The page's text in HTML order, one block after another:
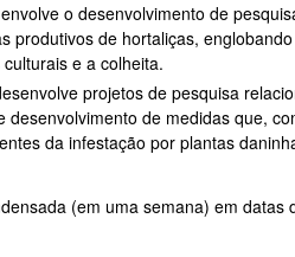
o desenvolvimento de
produtivos de hortaliças,
e a colheita.
projetos de pesquisa
desenvolvimento de medidas que,
da infestação por plantas
(em uma semana) em datas